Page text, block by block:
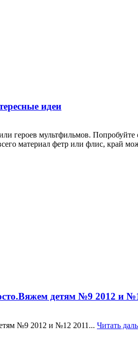
идеи
героев мультфильмов.
материал фетр или флис, край
детям №9 2012 и
№9 2012 и №12 2011... Читать